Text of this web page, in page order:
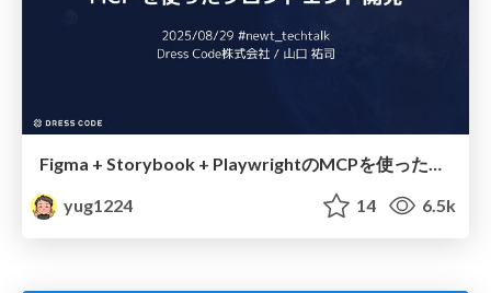
Figma + Storybook + PlaywrightのMCPを使ったフロントエンド開発
yug1224
14 6.5k